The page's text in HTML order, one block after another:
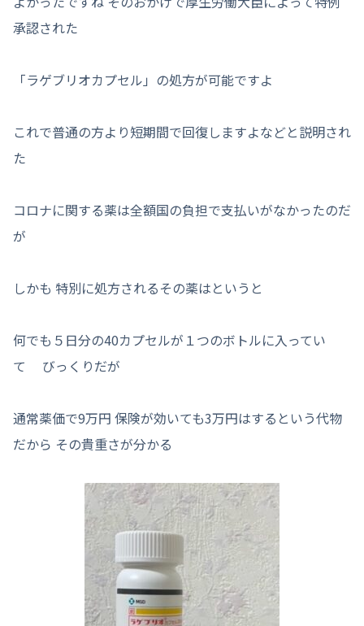
承認された
「ラゲブリオカプセル」の処方が可能ですよ
これで普通の方より短期間で回復しますよなどと説明され
た
コロナに関する薬は全額国の負担で支払いがなかったのだ
が
しかも 特別に処方されるその薬はというと
何でも５日分の40カプセルが１つのボトルに入ってい
て びっくりだが
通常薬価で9万円 保険が効いても3万円はするという代物
だから その貴重さが分かる